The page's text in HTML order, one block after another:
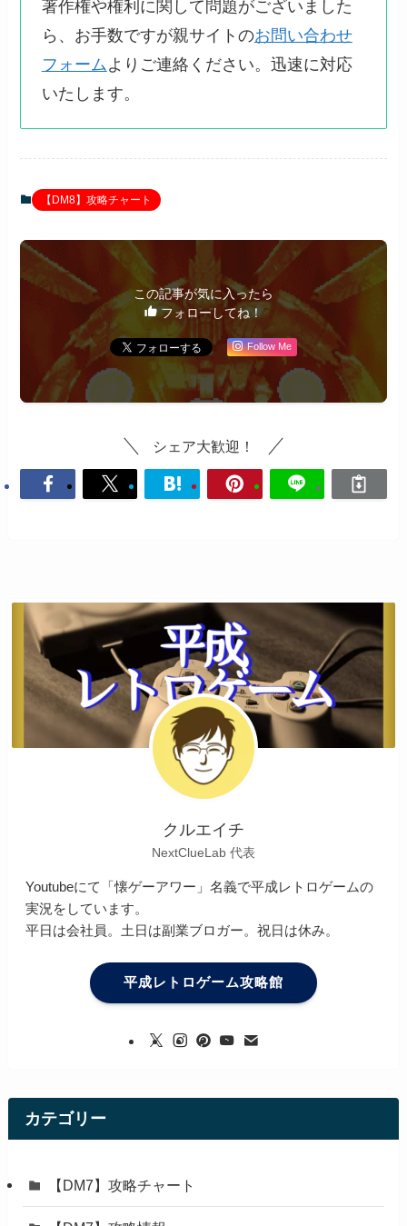
著作権や権利に関して問題がございました
ら、お手数ですが親サイトのお問い合わせ
フォーム よりご連絡ください。迅速に対応
いたします。
【DM8】攻略チャート
この記事が気に入ったら
フォローしてね！
Follow Me
シェア大歓迎！
クルエイチ
NextClueLab 代表
Youtubeにて「懐ゲーアワー」名義で平成レトロゲームの
実況をしています。
平日は会社員。土日は副業ブロガー。祝日は休み。
平成レトロゲーム攻略館
カテゴリー
【DM7】攻略チャート